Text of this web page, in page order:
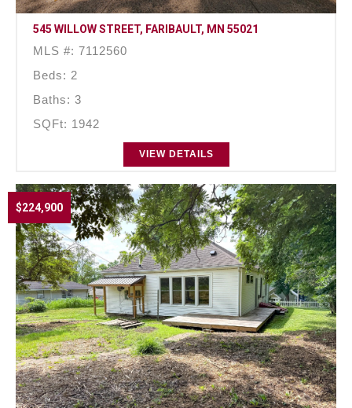
545 WILLOW STREET, FARIBAULT, MN 55021
MLS #: 7112560
Beds: 2
Baths: 3
SQFt: 1942
VIEW DETAILS
$224,900